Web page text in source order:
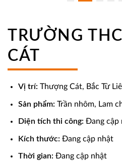
TRƯỜNG
CÁT
Vị trí: Thượng Cát, Bắc Từ
Sản phẩm: Trần nhôm, Lam
Diện tích thi công: Đang cập
Kích thước: Đang cập nhật
Thời gian: Đang cập nhật